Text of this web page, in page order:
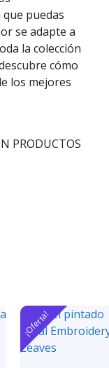
puedas
se adapte a
la colección
cómo
los mejores
PRODUCTOS
¡Oferta!